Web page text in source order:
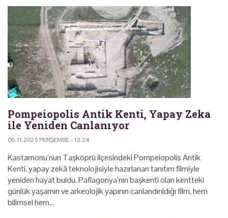
Pompeiopolis Antik Kenti, Yapay Zeka
ile Yeniden Canlanıyor
06.11.2025 PERŞEMBE - 12:24
Kastamonu’nun Taşköprü ilçesindeki Pompeiopolis Antik
Kenti, yapay zekâ teknolojisiyle hazırlanan tanıtım filmiyle
yeniden hayat buldu. Paflagonya’nın başkenti olan kentteki
günlük yaşamın ve arkeolojik yapının canlandırıldığı film, hem
bilimsel hem…